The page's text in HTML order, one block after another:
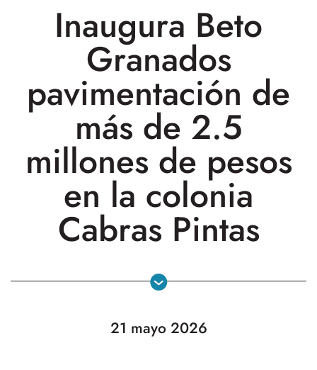
Inaugura Beto
Granados
pavimentación de
más de 2.5
millones de pesos
en la colonia
Cabras Pintas
21 mayo 2026